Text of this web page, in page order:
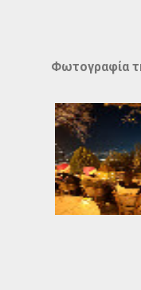
Φωτογραφία